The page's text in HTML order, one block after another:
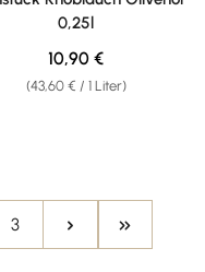
0,25l
(43,60 € / 1 Liter)
Regulärer Preis:
10,90 €
Seite
3